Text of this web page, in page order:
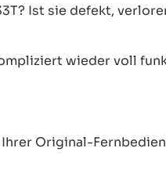
Ist sie defekt,
wieder voll
Original-